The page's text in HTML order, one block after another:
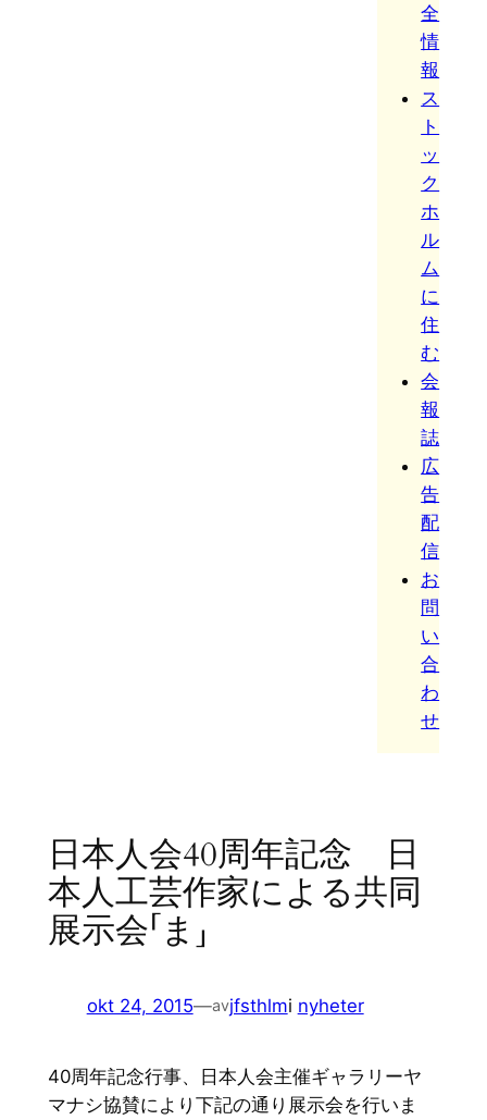
全
情
報
ス
ト
ッ
ク
ホ
ル
ム
に
住
む
会
報
誌
広
告
配
信
お
問
い
合
わ
せ
日本人会40周年記念 日
本人工芸作家による共同
展示会「ま」
okt 24, 2015—avjfsthlmi nyheter
40周年記念行事、日本人会主催ギャラリーヤ
マナシ協賛により下記の通り展示会を行いま